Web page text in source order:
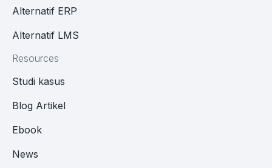
Alternatif ERP
Alternatif LMS
Resources
Studi kasus
Blog Artikel
Ebook
News